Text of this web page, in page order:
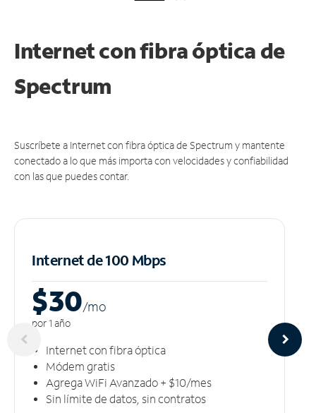
Internet con fibra óptica de
Spectrum
Suscríbete a Internet con fibra óptica de Spectrum y mantente
conectado a lo que más importa con velocidades y confiabilidad
con las que puedes contar.
Internet de 100 Mbps
$30/mo
por 1 año
Internet con fibra óptica
Módem gratis
Agrega WiFi Avanzado + $10/mes
Sin límite de datos, sin contratos